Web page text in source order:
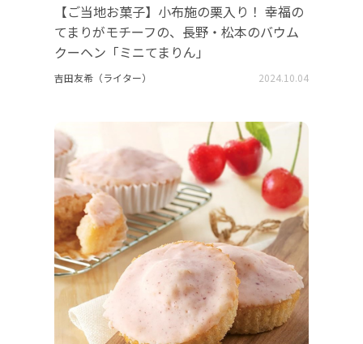
【ご当地お菓子】小布施の栗入り！ 幸福の
てまりがモチーフの、長野・松本のバウム
クーヘン「ミニてまりん」
吉田友希（ライター） 2024.10.04